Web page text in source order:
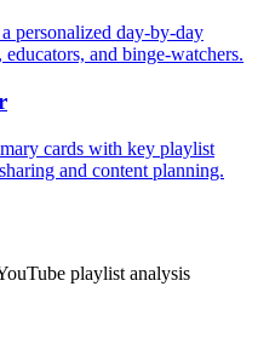
personalized day-by-day
and binge-watchers.
cards with key playlist
and content planning.
playlist analysis